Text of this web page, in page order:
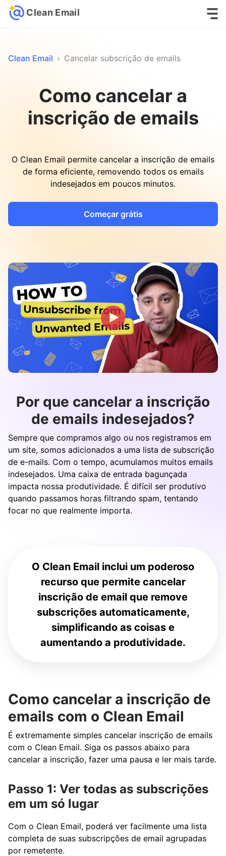
Clean Email
Clean Email › Cancelar subscrição de emails
Como cancelar a
inscrição de emails
O Clean Email permite cancelar a inscrição de emails
de forma eficiente, removendo todos os emails
indesejados em poucos minutos.
Começar grátis
Por que cancelar a inscrição
de emails indesejados?
Sempre que compramos algo ou nos registramos em
um site, somos adicionados a uma lista de subscrição
de e-mails. Com o tempo, acumulamos muitos emails
indesejados. Uma caixa de entrada bagunçada
impacta nossa produtividade. É difícil ser produtivo
quando passamos horas filtrando spam, tentando
focar no que realmente importa.
O Clean Email inclui um poderoso
recurso que permite cancelar
inscrição de email que remove
subscrições automaticamente,
simplificando as coisas e
aumentando a produtividade.
Como cancelar a inscrição de
emails com o Clean Email
É extremamente simples cancelar inscrição de emails
com o Clean Email. Siga os passos abaixo para
cancelar a inscrição, fazer uma pausa e ler mais tarde.
Passo 1: Ver todas as subscrições
em um só lugar
Com o Clean Email, poderá ver facilmente uma lista
completa de suas subscripções de email agrupadas
por remetente.